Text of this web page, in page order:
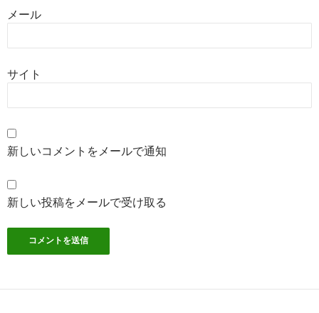
メール
サイト
新しいコメントをメールで通知
新しい投稿をメールで受け取る